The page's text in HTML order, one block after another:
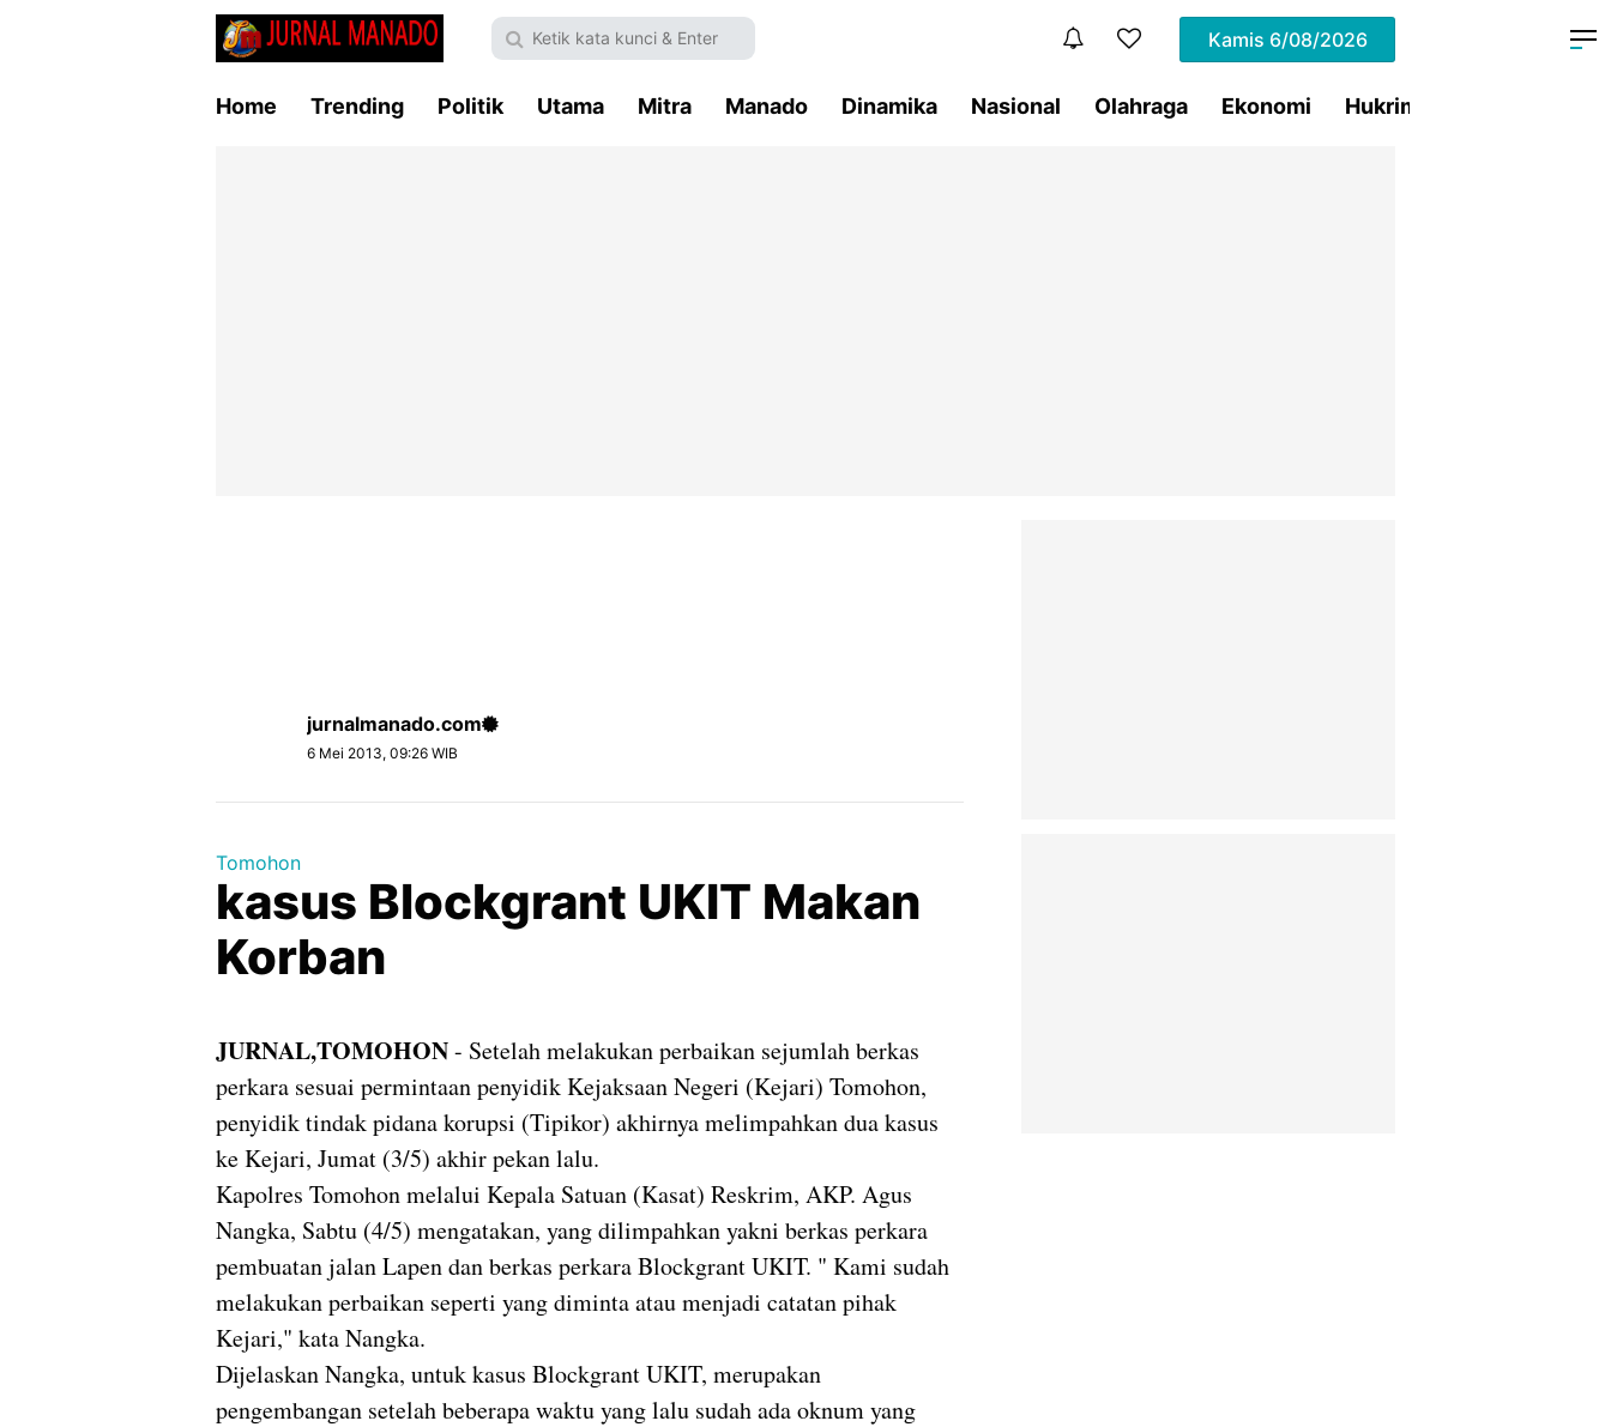
Kamis 6/08/2026
Home Trending Politik Utama Mitra Manado Dinamika Nasional Olahraga Ekonomi Hukrim
jurnalmanado.com
6 Mei 2013, 09:26 WIB
Tomohon
kasus Blockgrant UKIT Makan
Korban
JURNAL,TOMOHON- Setelah melakukan perbaikan sejumlah berkas
perkara sesuai permintaan penyidik Kejaksaan Negeri (Kejari) Tomohon,
penyidik tindak pidana korupsi (Tipikor) akhirnya melimpahkan dua kasus
ke Kejari, Jumat (3/5) akhir pekan lalu.
Kapolres Tomohon melalui Kepala Satuan (Kasat) Reskrim, AKP. Agus
Nangka, Sabtu (4/5) mengatakan, yang dilimpahkan yakni berkas perkara
pembuatan jalan Lapen dan berkas perkara Blockgrant UKIT. " Kami sudah
melakukan perbaikan seperti yang diminta atau menjadi catatan pihak
Kejari," kata Nangka.
Dijelaskan Nangka, untuk kasus Blockgrant UKIT, merupakan
pengembangan setelah beberapa waktu yang lalu sudah ada oknum yang